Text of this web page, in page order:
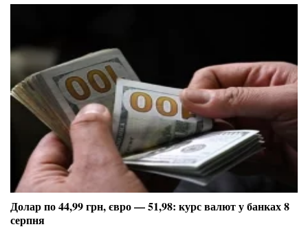
Долар по 44,99 грн, євро — 51,98: курс валют у банках 8
серпня